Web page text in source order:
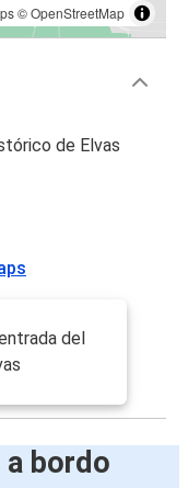
©OpenStreetMap
de Elvas
del
bordo